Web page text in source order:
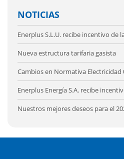
NOTICIAS
Enerplus S.L.U. recibe incentivo de
Nueva estructura tarifaria gasista
Cambios en Normativa Electricidad
Enerplus Energía S.A. recibe
Nuestros mejores deseos para el